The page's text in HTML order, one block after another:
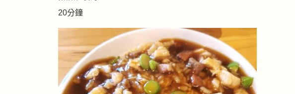
20分鐘